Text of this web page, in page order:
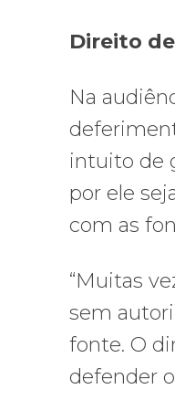
Direito
Na
intuito de
por ele
com as
“Muitas
sem
fonte. O
defender